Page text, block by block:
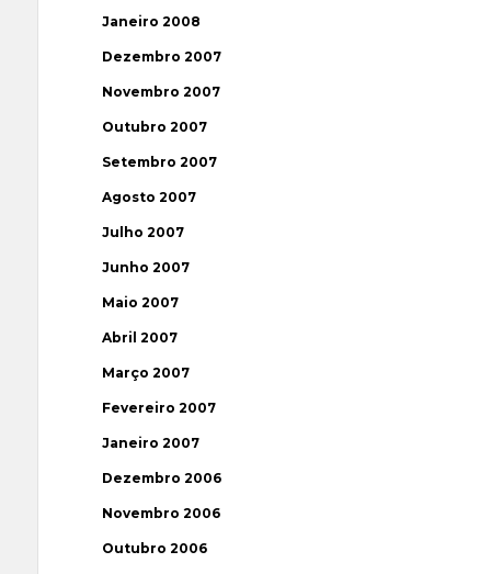
Janeiro 2008
Dezembro 2007
Novembro 2007
Outubro 2007
Setembro 2007
Agosto 2007
Julho 2007
Junho 2007
Maio 2007
Abril 2007
Março 2007
Fevereiro 2007
Janeiro 2007
Dezembro 2006
Novembro 2006
Outubro 2006